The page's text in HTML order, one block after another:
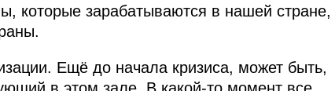
которые зарабатываются в нашей стране,
Ещё до начала кризиса, может быть,